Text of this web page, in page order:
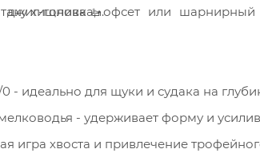
хищника 🚤.
головка, офсет или
идеально для щуки и судака на
- удерживает форму и
хвоста и привлечение